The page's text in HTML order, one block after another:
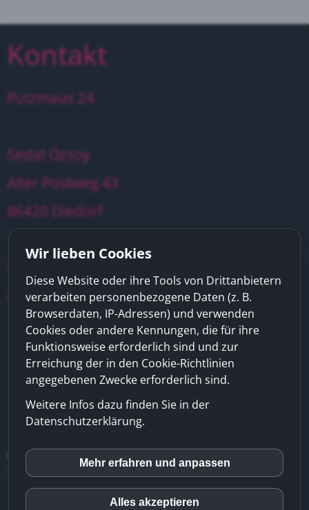
Kontakt
Putzmaus 24
Sedat Özsoy
Alter Postweg 43
86420 Diedorf
Mobil: 0176 / 70 95 30 60
email: info@putzmaus24.de
© Putzmaus 24 | Impressum
Datenschutz
Haftungsausschluss
Wir lieben Cookies
Diese Website oder ihre Tools von Drittanbietern
verarbeiten personenbezogene Daten (z. B.
Browserdaten, IP-Adressen) und verwenden
Cookies oder andere Kennungen, die für ihre
Funktionsweise erforderlich sind und zur
Erreichung der in den Cookie-Richtlinien
angegebenen Zwecke erforderlich sind.
Weitere Infos dazu finden Sie in der
Datenschutzerklärung.
inCMS
Mehr erfahren und anpassen
Alles akzeptieren